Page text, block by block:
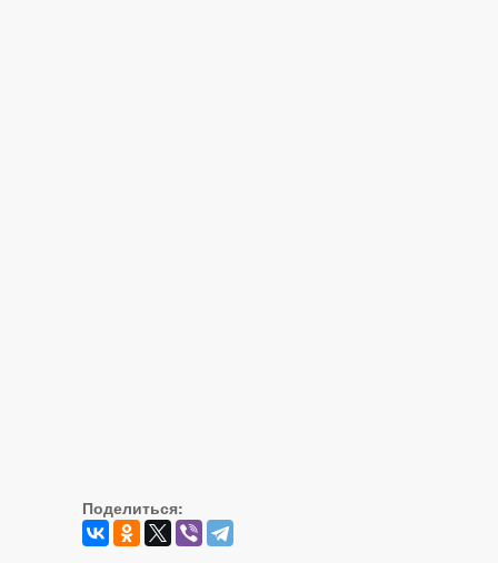
Поделиться: